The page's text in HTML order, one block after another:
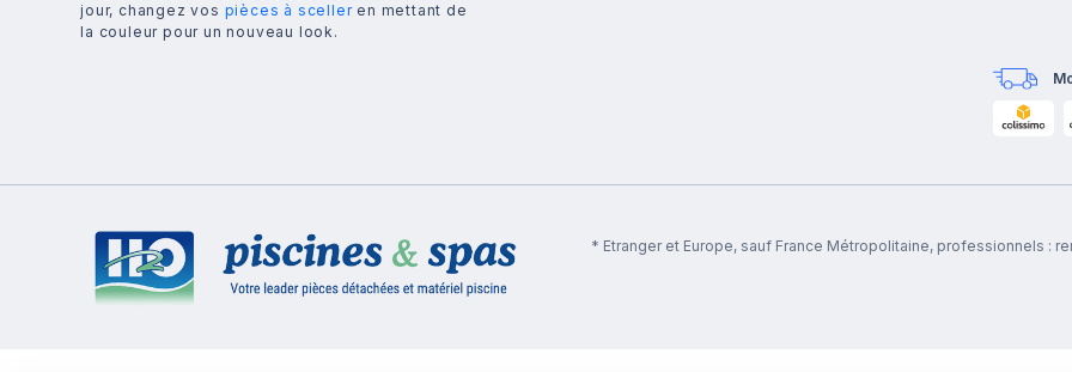
jour, changez vos pièces à scelleren mettant de
la couleur pour un nouveau look.
* Etranger et Europe, sauf France Métropolitaine, professionnels :